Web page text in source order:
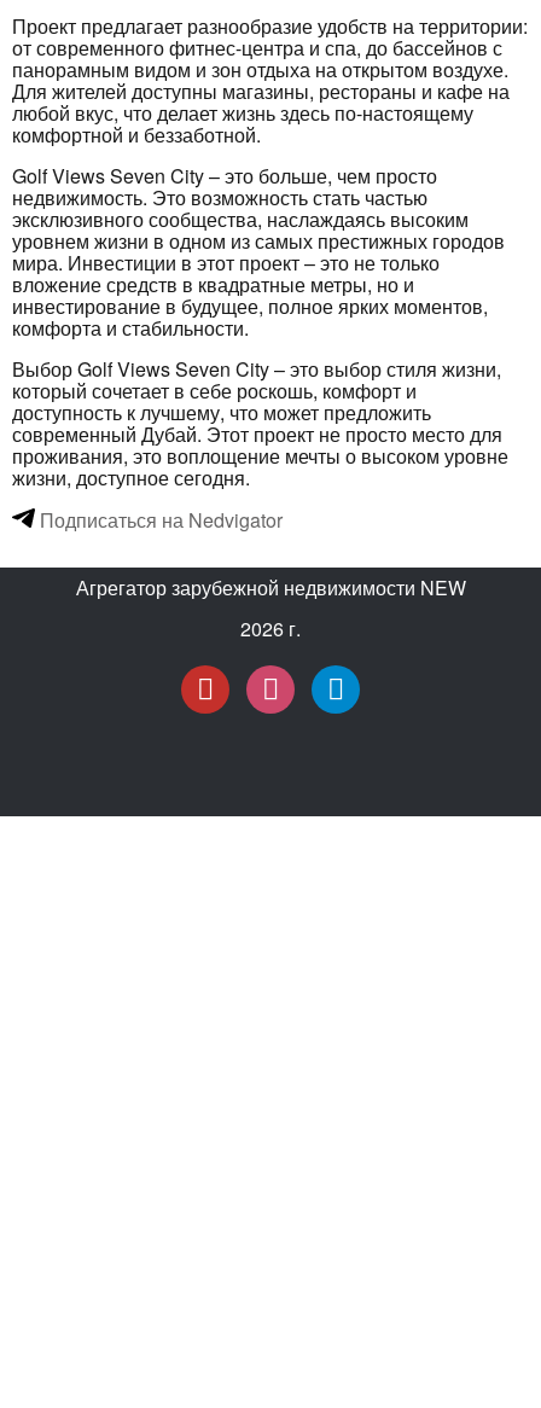
Проект предлагает разнообразие удобств на территории:
от современного фитнес-центра и спа, до бассейнов с
панорамным видом и зон отдыха на открытом воздухе.
Для жителей доступны магазины, рестораны и кафе на
любой вкус, что делает жизнь здесь по-настоящему
комфортной и беззаботной.
Golf Views Seven City – это больше, чем просто
недвижимость. Это возможность стать частью
эксклюзивного сообщества, наслаждаясь высоким
уровнем жизни в одном из самых престижных городов
мира. Инвестиции в этот проект – это не только
вложение средств в квадратные метры, но и
инвестирование в будущее, полное ярких моментов,
комфорта и стабильности.
Выбор Golf Views Seven City – это выбор стиля жизни,
который сочетает в себе роскошь, комфорт и
доступность к лучшему, что может предложить
современный Дубай. Этот проект не просто место для
проживания, это воплощение мечты о высоком уровне
жизни, доступное сегодня.
Подписаться на Nedvigator
Агрегатор зарубежной недвижимости NEW
2026 г.